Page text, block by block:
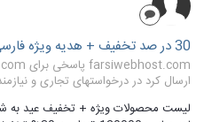
30 در صد تخفیف + هدیه ویژه فارسی وب هاست !
ارسال کرد دردرخواستهای تجاری و
لیست محصولات ویژه + تخفیف عید به